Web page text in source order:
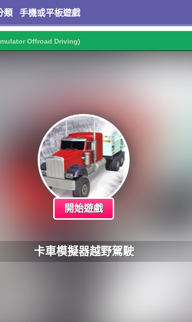
類 手機或平板遊戲
Offroad Driving)
開始遊戲
卡車模擬器越野駕駛